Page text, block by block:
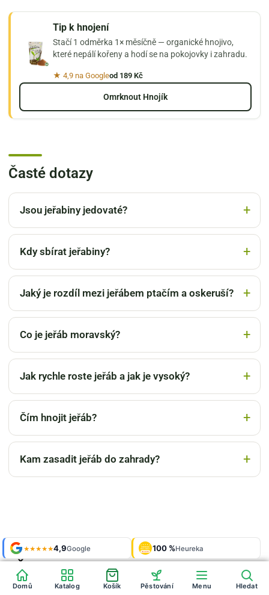
Tip k hnojení
Stačí 1 odměrka 1× měsíčně — organické hnojivo,
které nepálí kořeny a hodí se na pokojovky i zahradu.
★ 4,9 na Googleod 189 Kč
Omrknout Hnojík
Časté dotazy
Jsou jeřabiny jedovaté?
Kdy sbírat jeřabiny?
Jaký je rozdíl mezi jeřábem ptačím a oskeruší?
Co je jeřáb moravský?
Jak rychle roste jeřáb a jak je vysoký?
Čím hnojit jeřáb?
Kam zasadit jeřáb do zahrady?
Články na stejné téma: Jeřáb
★★★★★4,9Google OVĚŘENO
ZÁKAZNÍKY
Heureka 100 %Heureka
Shop roku'24 + '25 Galerie925 fotek
Domů Katalog Košík Pěstování Menu Hledat